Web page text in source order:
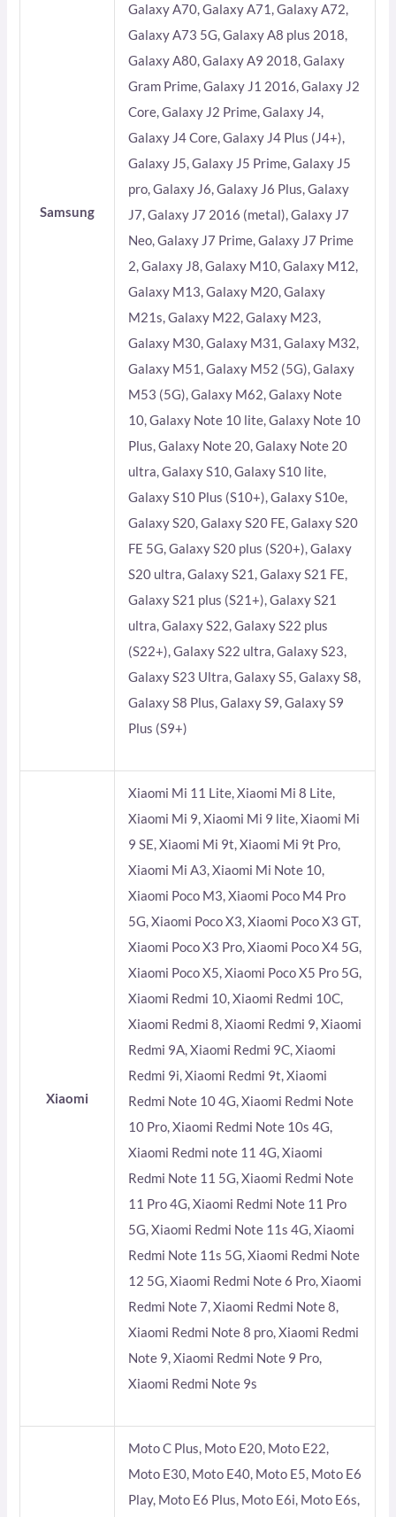
Samsung
Galaxy A70, Galaxy A71, Galaxy A72,
Galaxy A73 5G, Galaxy A8 plus 2018,
Galaxy A80, Galaxy A9 2018, Galaxy
Gram Prime, Galaxy J1 2016, Galaxy J2
Core, Galaxy J2 Prime, Galaxy J4,
Galaxy J4 Core, Galaxy J4 Plus (J4+),
Galaxy J5, Galaxy J5 Prime, Galaxy J5
pro, Galaxy J6, Galaxy J6 Plus, Galaxy
J7, Galaxy J7 2016 (metal), Galaxy J7
Neo, Galaxy J7 Prime, Galaxy J7 Prime
2, Galaxy J8, Galaxy M10, Galaxy M12,
Galaxy M13, Galaxy M20, Galaxy
M21s, Galaxy M22, Galaxy M23,
Galaxy M30, Galaxy M31, Galaxy M32,
Galaxy M51, Galaxy M52 (5G), Galaxy
M53 (5G), Galaxy M62, Galaxy Note
10, Galaxy Note 10 lite, Galaxy Note 10
Plus, Galaxy Note 20, Galaxy Note 20
ultra, Galaxy S10, Galaxy S10 lite,
Galaxy S10 Plus (S10+), Galaxy S10e,
Galaxy S20, Galaxy S20 FE, Galaxy S20
FE 5G, Galaxy S20 plus (S20+), Galaxy
S20 ultra, Galaxy S21, Galaxy S21 FE,
Galaxy S21 plus (S21+), Galaxy S21
ultra, Galaxy S22, Galaxy S22 plus
(S22+), Galaxy S22 ultra, Galaxy S23,
Galaxy S23 Ultra, Galaxy S5, Galaxy S8,
Galaxy S8 Plus, Galaxy S9, Galaxy S9
Plus (S9+)
Xiaomi
Xiaomi Mi 11 Lite, Xiaomi Mi 8 Lite,
Xiaomi Mi 9, Xiaomi Mi 9 lite, Xiaomi Mi
9 SE, Xiaomi Mi 9t, Xiaomi Mi 9t Pro,
Xiaomi Mi A3, Xiaomi Mi Note 10,
Xiaomi Poco M3, Xiaomi Poco M4 Pro
5G, Xiaomi Poco X3, Xiaomi Poco X3 GT,
Xiaomi Poco X3 Pro, Xiaomi Poco X4 5G,
Xiaomi Poco X5, Xiaomi Poco X5 Pro 5G,
Xiaomi Redmi 10, Xiaomi Redmi 10C,
Xiaomi Redmi 8, Xiaomi Redmi 9, Xiaomi
Redmi 9A, Xiaomi Redmi 9C, Xiaomi
Redmi 9i, Xiaomi Redmi 9t, Xiaomi
Redmi Note 10 4G, Xiaomi Redmi Note
10 Pro, Xiaomi Redmi Note 10s 4G,
Xiaomi Redmi note 11 4G, Xiaomi
Redmi Note 11 5G, Xiaomi Redmi Note
11 Pro 4G, Xiaomi Redmi Note 11 Pro
5G, Xiaomi Redmi Note 11s 4G, Xiaomi
Redmi Note 11s 5G, Xiaomi Redmi Note
12 5G, Xiaomi Redmi Note 6 Pro, Xiaomi
Redmi Note 7, Xiaomi Redmi Note 8,
Xiaomi Redmi Note 8 pro, Xiaomi Redmi
Note 9, Xiaomi Redmi Note 9 Pro,
Xiaomi Redmi Note 9s
Moto C Plus, Moto E20, Moto E22,
Moto E30, Moto E40, Moto E5, Moto E6
Play, Moto E6 Plus, Moto E6i, Moto E6s,